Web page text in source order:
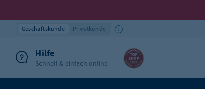
Geschäftskunde Privatkunde
Hilfe
Schnell & einfach online